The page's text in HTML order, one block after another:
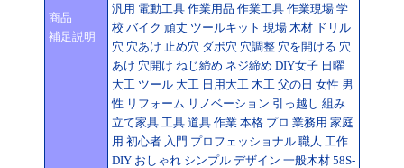
商品
補足説明
汎用 電動工具 作業用品 作業工具 作業現場 学
校 バイク 頑丈 ツールキット 現場 木材 ドリル
穴 穴あけ 止め穴 ダボ穴 穴調整 穴を開ける 穴
あけ 穴開け ねじ締め ネジ締め DIY女子 日曜
大工 ツール 大工 日用大工 木工 父の日 女性 男
性 リフォーム リノベーション 引っ越し 組み
立て家具 工具 道具 作業 本格 プロ 業務用 家庭
用 初心者 入門 プロフェッショナル 職人 工作
DIY おしゃれ シンプル デザイン 一般木材 58S-